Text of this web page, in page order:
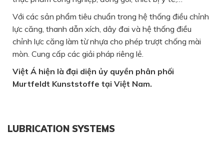
Với các sản phẩm tiêu chuẩn trong hệ thống điều chỉnh
lực căng, thanh dẫn xích, dây đai và hệ thống điều
chỉnh lực căng làm từ nhựa cho phép trượt chống mài
mòn. Cung cấp các giải pháp riêng lẻ.
Việt Á hiện là đại diện ủy quyền phân phối
Murtfeldt Kunststoffe tại Việt Nam.
LUBRICATION SYSTEMS